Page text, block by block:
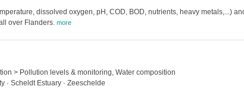
dissolved oxygen, pH, COD, BOD, nutrients, heavy metals,...)
over Flanders. more
> Pollution levels & monitoring, Water composition
· Scheldt Estuary · Zeeschelde